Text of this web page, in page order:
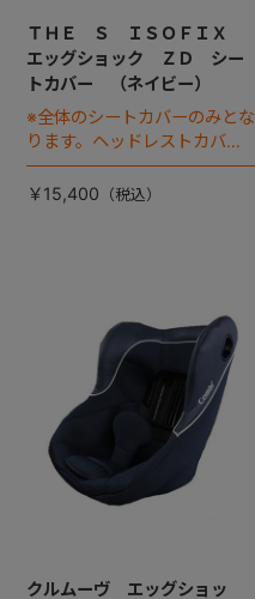
ＴＨＥ Ｓ ＩＳＯＦＩＸ
エッグショック ＺＤ シー
トカバー （ネイビー）
※全体のシートカバーのみとな
ります。ヘッドレストカバー
は別売りです。
￥15,400
クルムーヴ エッグショッ